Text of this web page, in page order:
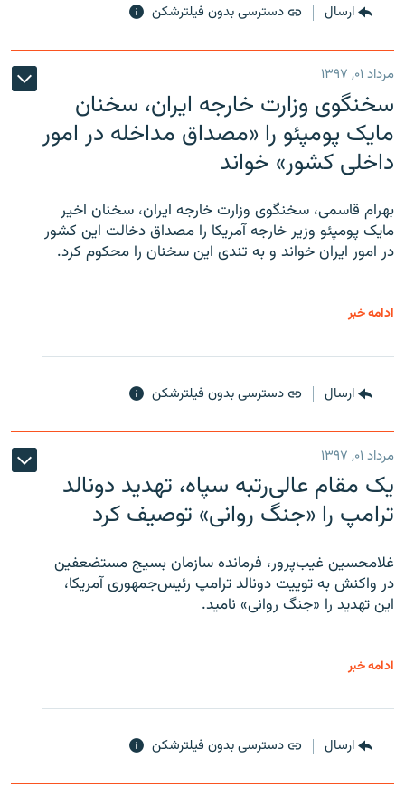
ارسال دسترسی بدون فیلترشکن
مرداد ۰۱, ۱۳۹۷
سخنگوی وزارت خارجه ایران، سخنان
مایک پومپئو را «مصداق مداخله در امور
داخلی کشور» خواند
بهرام قاسمی، سخنگوی وزارت خارجه ایران، سخنان اخیر
مایک پومپئو وزیر خارجه آمریکا را مصداق دخالت این کشور
در امور ایران خواند و به تندی این سخنان را محکوم کرد.
ادامه خبر
ارسال دسترسی بدون فیلترشکن
مرداد ۰۱, ۱۳۹۷
یک مقام عالی‌رتبه سپاه، تهدید دونالد
ترامپ را «جنگ روانی» توصیف کرد
غلامحسین غیب‌پرور، فرمانده سازمان بسیج مستضعفین
در واکنش به توییت دونالد ترامپ رئیس‌جمهوری آمریکا،
این تهدید را «جنگ روانی» نامید.
ادامه خبر
ارسال دسترسی بدون فیلترشکن